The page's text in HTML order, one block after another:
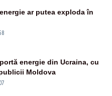
ar putea exploda în
energie din Ucraina, cu
Moldova